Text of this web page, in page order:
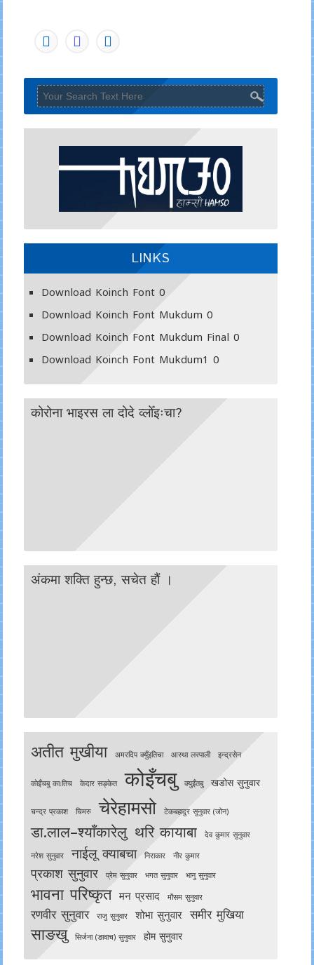
LINKS
Download Koinch Font0
Download Koinch Font Mukdum 0
Download Koinch Font Mukdum Final 0
Download Koinch Font Mukdum1 0
कोरोना भाइरस ला दोदे व्लोँइःचा?
अंकमा शक्ति हुन्छ, सचेत हाैं ।
अतीत मुखीया अमरदिप क्युँइतिचा आस्था लस्पाली इन्द्रसेन
काेइँचबु काःतिच केदार सङ्केत कोइँचबु क्युइँतबु खडोस सुनुवार
चन्द्र प्रकाश चिमरु चेरेहामसो टेकबहादुर सुनुवार (जोन)
डा.लाल–श्याँकारेलु थरि कायाबा देव कुमार सुनुवार
नरेश सुनुवार नाईलू क्याबचा निराकार नीर कुमार
प्रकाश सुनुवार प्रेम सुनुवार भगत सुनुवार भानु सुनुवार
भावना परिष्कृत मन प्रसाद मौसम सुनुवार
रणवीर सुनुवार राजु सुनुवार शोभा सुनुवार समीर मुखिया
साङखु सिर्जना (ङावाच) सुनुवार होम सुनुवार